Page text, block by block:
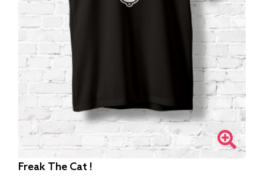
Freak The Cat !